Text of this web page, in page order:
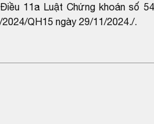
11a Luật Chứng khoán số
QH15 ngày 29/11/2024./.